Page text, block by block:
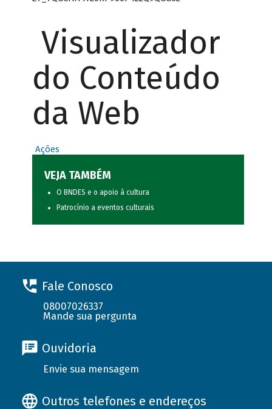
Visualizador
do Conteúdo
da Web
Ações
VEJA TAMBÉM
O BNDES e o apoio à cultura
Patrocínio a eventos culturais
Fale Conosco
08007026337
Mande sua pergunta
Ouvidoria
Envie sua mensagem
Outros telefones e endereços